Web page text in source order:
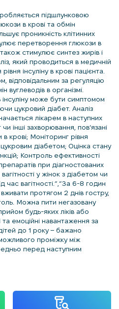
підшлунковою
в крові та обмін
проникність клітинних
перетворення глюкози в
стимулює синтез жирів і
який проводиться в медичній
інсуліну в крові пацієнта.
відповідальним за регуляцію
вуглеводів в організмі.
може бути симптомом
цукровий діабет. Аналіз
лікарем в наступних
інші захворювання, пов’язані
крові; Моніторинг рівня
цукровим діабетом; Оцінка стану
Контроль ефективності
при діагностованих
у жінок з діабетом чи
час вагітності.”,”За 6-8 годин
протягом 2 днів гостру,
Можна пити негазовану
будь-яких ліків або
емоційні навантаження за
до 1 року – бажано
проміжку між
перед наступним